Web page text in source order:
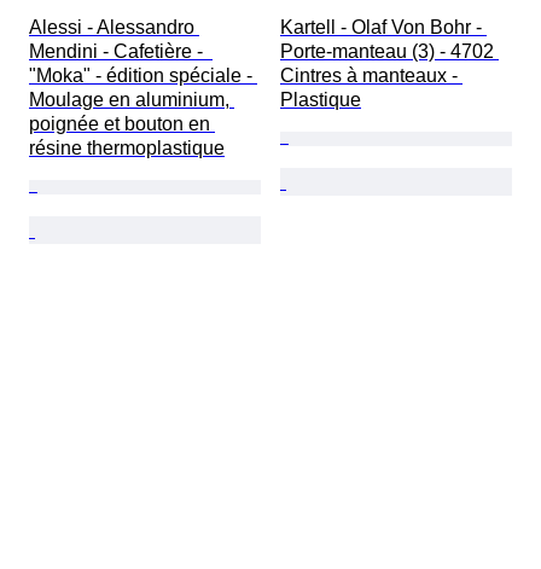
Alessi - Alessandro
Mendini - Cafetière -
"Moka" - édition spéciale -
Moulage en aluminium,
poignée et bouton en
résine thermoplastique
Kartell - Olaf Von Bohr -
Porte-manteau (3) - 4702
Cintres à manteaux -
Plastique